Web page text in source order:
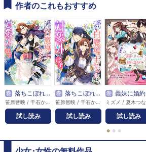
作者のこれもおすすめ
巻 落ちこぼれ白魔導士セシルは対象外のはずでした
試し読み
巻 落ちこぼれ白魔導士セシルは対象外のはずでした 【連載版】
試し読み
巻 義妹に婚約者を奪われたので、好きに生きようと思います。【連載版】
試し読み
● ● ●